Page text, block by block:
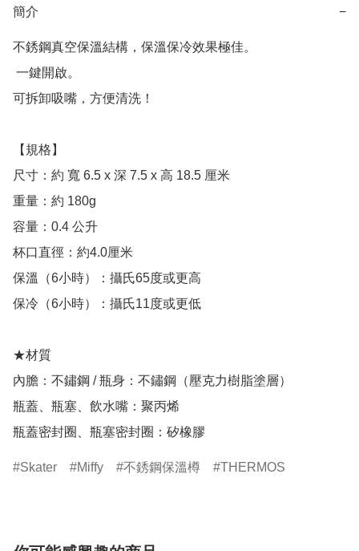
簡介 −
不銹鋼真空保溫結構，保溫保冷效果極佳。
可拆卸吸嘴，方便清洗！
【規格】
尺寸：約 寬 6.5 x 深 7.5 x 高 18.5 厘米
重量：約 180g
容量：0.4 公升
杯口直徑：約4.0厘米
保溫（6小時）：攝氏65度或更高
保冷（6小時）：攝氏11度或更低
★材質
內膽：不鏽鋼 / 瓶身：不鏽鋼（壓克力樹脂塗層）
瓶蓋、瓶塞、飲水嘴：聚丙烯
瓶蓋密封圈、瓶塞密封圈：矽橡膠
Skater Miffy 不銹鋼保溫樽 THERMOS